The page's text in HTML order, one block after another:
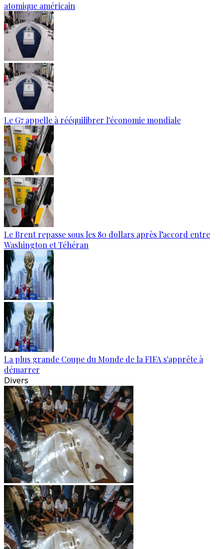
atomique américain
Le G7 appelle à rééquilibrer l'économie mondiale
Le Brent repasse sous les 80 dollars après l’accord entre
Washington et Téhéran
La plus grande Coupe du Monde de la FIFA s'apprête à
démarrer
Divers